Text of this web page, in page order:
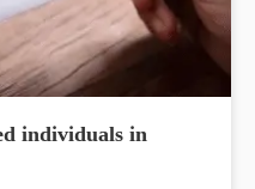
individuals in